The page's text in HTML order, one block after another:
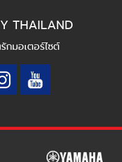
THAILAND
กมอเตอร์ไซต์